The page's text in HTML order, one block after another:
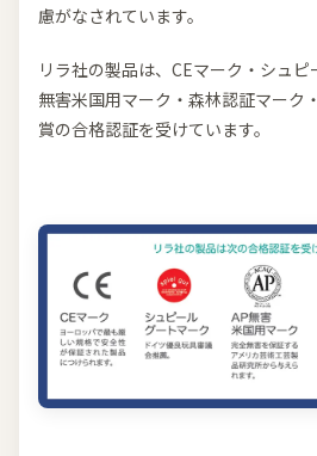
慮がなされています。
リラ社の製品は、CEマーク・シュ
無害米国用マーク・森林認証マーク
賞の合格認証を受けています。